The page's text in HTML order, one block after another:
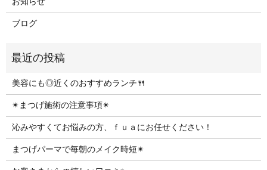
ブログ
美容にも◎近くのおすすめランチ🍴
✴︎まつげ施術の注意事項✴︎
沁みやすくてお悩みの方、ｆｕａにお任せください！
まつげパーマで毎朝のメイク時短✴︎